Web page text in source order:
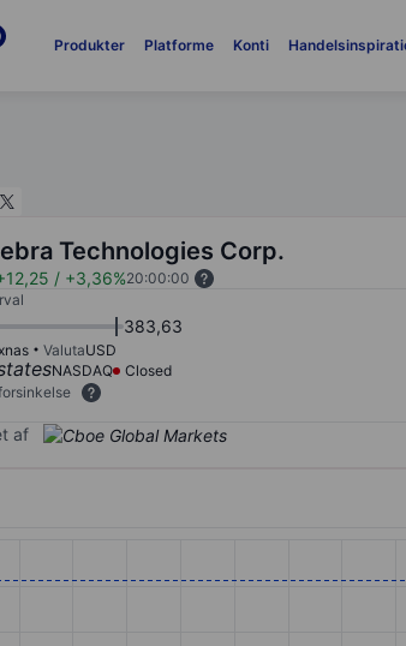
Produkter Platforme Konti
Technologies Corp.
/ +3,36%20:00:00
383,63
ValutaUSD
NASDAQ
Closed
af